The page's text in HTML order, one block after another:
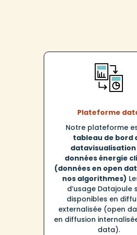
Plateforme
Notre plateforme
tableau de bord
datavisualisation
données énergie
(données en open
nos algorithmes)
d’usage Datajoule
disponibles en
externalisée (open
en diffusion
data).